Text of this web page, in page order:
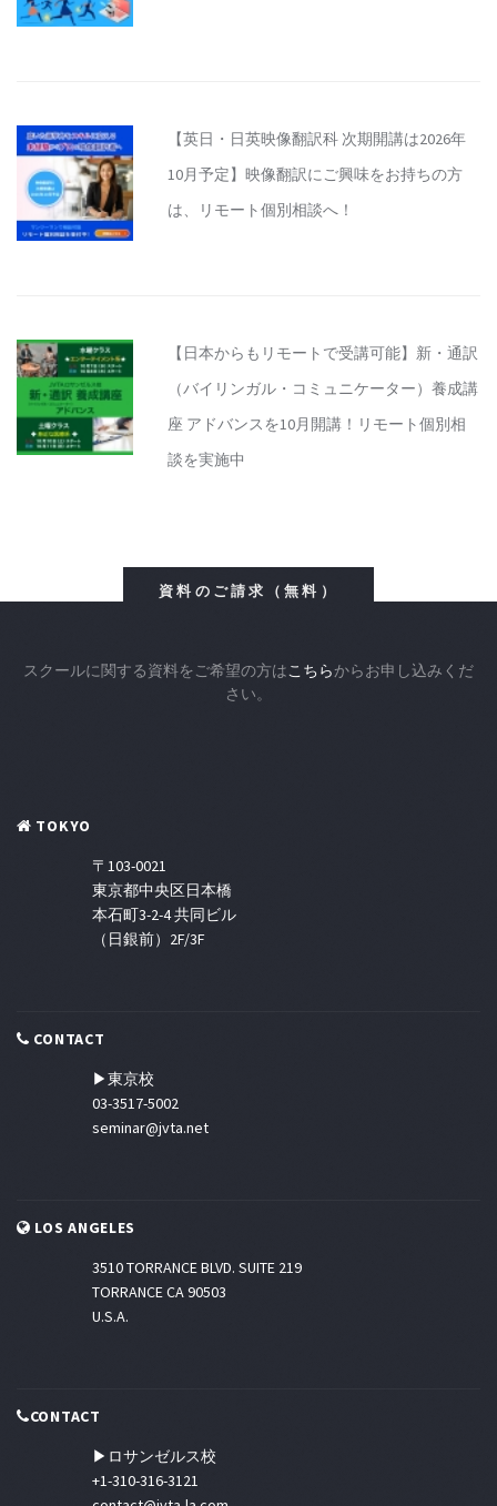
【英日・日英映像翻訳科 次期開講は2026年
10月予定】映像翻訳にご興味をお持ちの方
は、リモート個別相談へ！
【日本からもリモートで受講可能】新・通訳
（バイリンガル・コミュニケーター）養成講
座 アドバンスを10月開講！リモート個別相
談を実施中
資料のご請求（無料）
スクールに関する資料をご希望の方はこちらからお申し込みくだ
さい。
TOKYO
〒103-0021
東京都中央区日本橋
本石町3-2-4 共同ビル
（日銀前）2F/3F
CONTACT
▶東京校
03-3517-5002
seminar@jvta.net
LOS ANGELES
3510 TORRANCE BLVD. SUITE 219
TORRANCE CA 90503
U.S.A.
CONTACT
▶ロサンゼルス校
+1-310-316-3121